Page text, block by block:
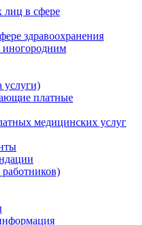
лиц в сфере
здравоохранения
услуги)
платные
медицинских услуг